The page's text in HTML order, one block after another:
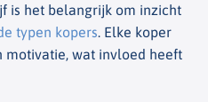
is het belangrijk om inzicht
typen kopers. Elke koper
motivatie, wat invloed heeft